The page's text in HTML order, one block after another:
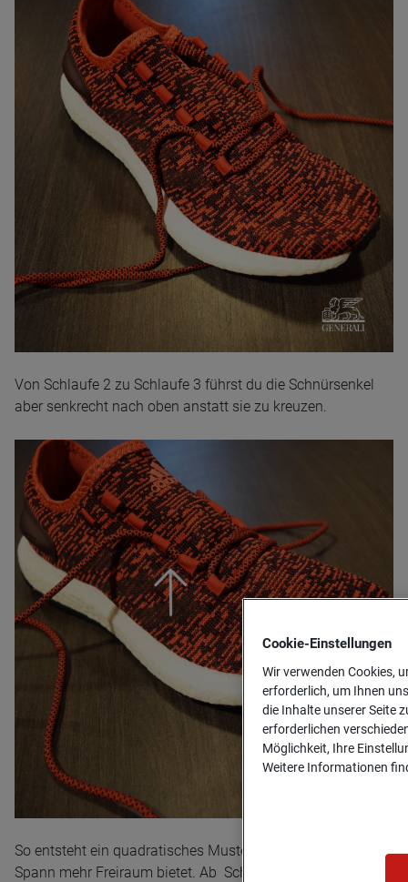
Von Schlaufe 2 zu Schlaufe 3 führst du die Schnürsenkel
aber senkrecht nach oben anstatt sie zu kreuzen.
So entsteht ein quadratisches Muster, welches deinem
Spann mehr Freiraum bietet. Ab Schlaufe 4 schnürst du
Cookie-­Einstellungen
Wir verwenden Cookies,
erforderlich, um Ihnen
die Inhalte unserer Seite
erforderlichen
Möglichkeit, Ihre
Weitere Informationen